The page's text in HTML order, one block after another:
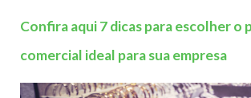
Confira aqui 7 dicas para escolher o
comercial ideal para sua empresa